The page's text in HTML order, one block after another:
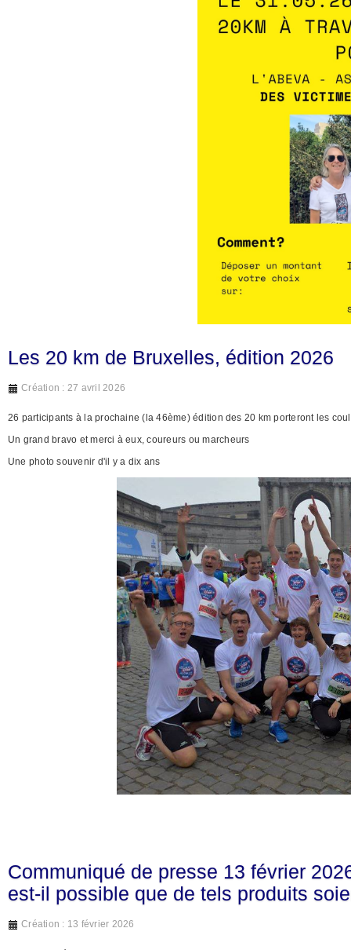
Les 20 km de Bruxelles, édition 2026
Création : 27 avril 2026
26 participants à la prochaine (la 46ème) édition des 20 km porteront les
Un grand bravo et merci à eux, coureurs ou marcheurs
Une photo souvenir d'il y a dix ans
Communiqué de presse 13 février
est-il possible que de tels produits
Création : 13 février 2026